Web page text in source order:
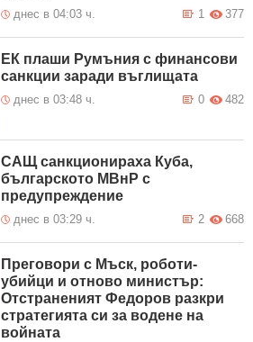
днес в 04:03 ч. 377
1
ЕК плаши Румъния с финансови
санкции заради въглищата
днес в 03:48 ч. 482
0
САЩ санкционираха Куба,
българското МВнР с
предупреждение
днес в 03:29 ч. 668
2
Преговори с Мъск, роботи-
убийци и отново министър:
Отстраненият Федоров разкри
стратегията си за водене на
войната